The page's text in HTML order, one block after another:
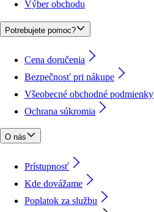
Výber obchodu
Potrebujete pomoc?
Cena doručenia
Bezpečnosť pri nákupe
Všeobecné obchodné podmienky
Ochrana súkromia
O nás
Prístupnosť
Kde dovážame
Poplatok za službu